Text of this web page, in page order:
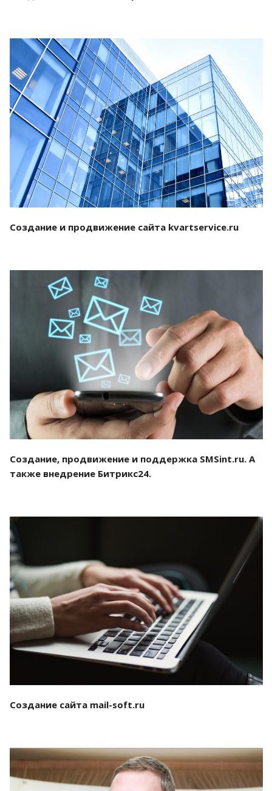
Смотреть проект
Создание и продвижение сайта kvartservice.ru
Смотреть проект
Создание, продвижение и поддержка SMSint.ru. А
также внедрение Битрикс24.
Смотреть проект
Создание сайта mail-soft.ru